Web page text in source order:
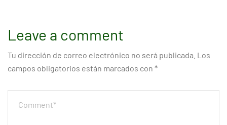
Leave a comment
Tu dirección de correo electrónico no será publicada. Los
campos obligatorios están marcados con *